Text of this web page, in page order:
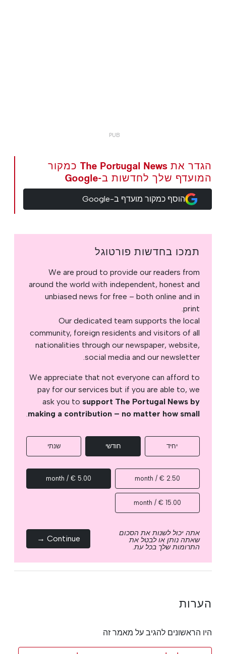
הגדר את The Portugal News כמקור
המועדף שלך לחדשות ב-Google
הוסף כמקור מועדף ב-Google
תמכו בחדשות פורטוגל
We are proud to provide our readers from
around the world with independent, honest and
unbiased news for free – both online and in
print.
Our dedicated team supports the local
community, foreign residents and visitors of all
nationalities through our newspaper, website,
social media and our newsletter.
We appreciate that not everyone can afford to
pay for our services but if you are able to, we
ask you to support The Portugal News by
making a contribution – no matter how small
.
יחיד חודשי שנתי
2.50 € / month
5.00 € / month
15.00 € / month
אתה יכול לשנות את הסכום
שאתה נותן או לבטל את
התרומות שלך בכל עת.
Continue →
הערות
היו הראשונים להגיב על מאמר זה